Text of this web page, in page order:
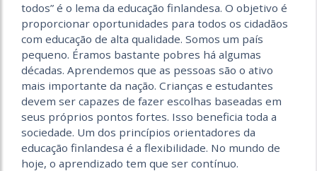
todos” é o lema da educação finlandesa. O objetivo é
proporcionar oportunidades para todos os cidadãos
com educação de alta qualidade. Somos um país
pequeno. Éramos bastante pobres há algumas
décadas. Aprendemos que as pessoas são o ativo
mais importante da nação. Crianças e estudantes
devem ser capazes de fazer escolhas baseadas em
seus próprios pontos fortes. Isso beneficia toda a
sociedade. Um dos princípios orientadores da
educação finlandesa é a flexibilidade. No mundo de
hoje, o aprendizado tem que ser contínuo.